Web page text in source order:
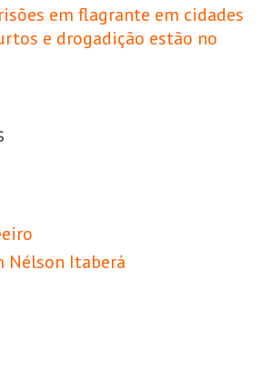
em flagrante em cidades
e drogadição estão no
Nélson Itaberá